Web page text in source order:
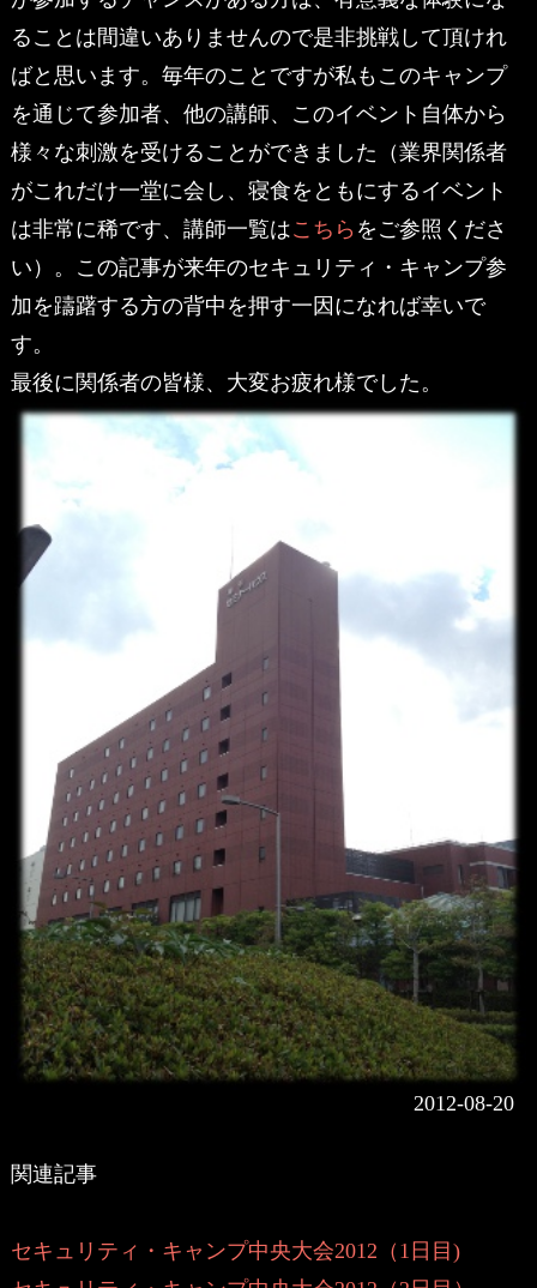
ることは間違いありませんので是非挑戦して頂けれ
ばと思います。毎年のことですが私もこのキャンプ
を通じて参加者、他の講師、このイベント自体から
様々な刺激を受けることができました（業界関係者
がこれだけ一堂に会し、寝食をともにするイベント
は非常に稀です、講師一覧はこちら をご参照くださ
い）。この記事が来年のセキュリティ・キャンプ参
加を躊躇する方の背中を押す一因になれば幸いで
す。
最後に関係者の皆様、大変お疲れ様でした。
2012-08-20
関連記事
セキュリティ・キャンプ中央大会2012（1日目)